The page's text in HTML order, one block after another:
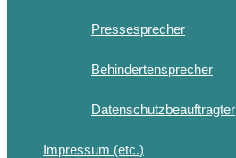
Pressesprecher
Behindertensprecher
Datenschutzbeauftragter
Impressum (etc.)